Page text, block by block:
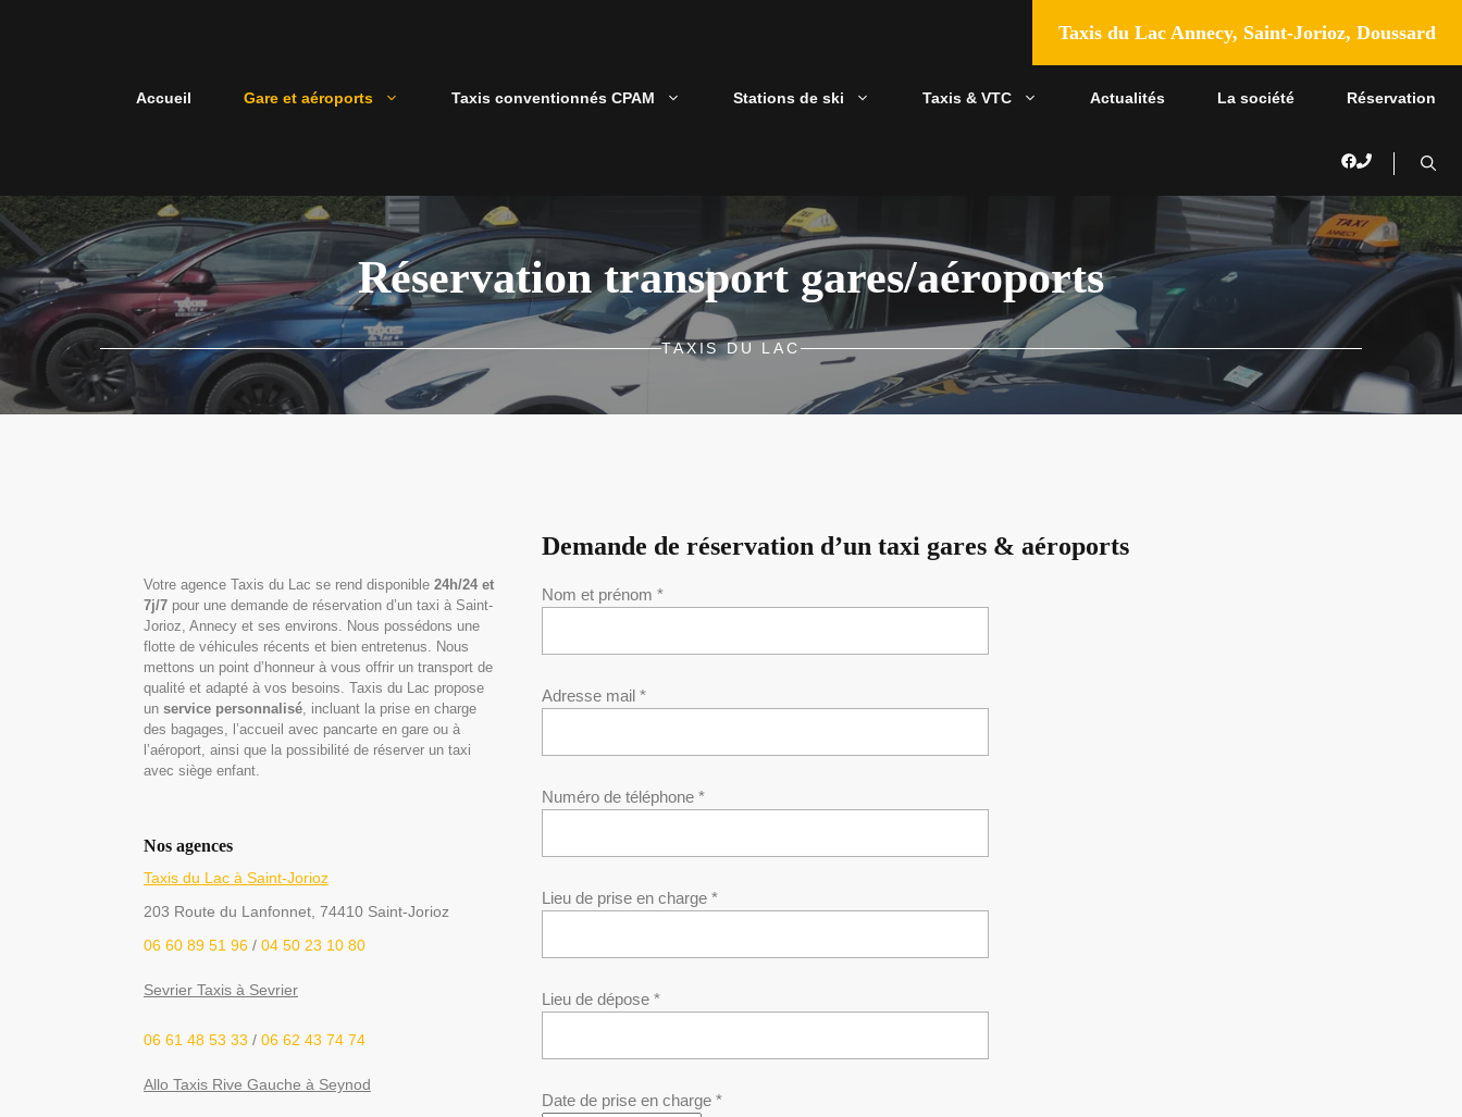
Taxis du Lac Annecy, Saint-Jorioz, Doussard
Accueil Gare et aéroports Taxis conventionnés CPAM Stations de ski Taxis & VTC Actualités La société Réservation
Réservation transport gares/aéroports
TAXIS DU LAC
Votre agence Taxis du Lac se rend disponible 24h/24 et
7j/7 pour une demande de réservation d’un taxi à Saint-
Jorioz, Annecy et ses environs. Nous possédons une
flotte de véhicules récents et bien entretenus. Nous
mettons un point d’honneur à vous offrir un transport de
qualité et adapté à vos besoins. Taxis du Lac propose
un service personnalisé, incluant la prise en charge
des bagages, l’accueil avec pancarte en gare ou à
l’aéroport, ainsi que la possibilité de réserver un taxi
avec siège enfant.
Nos agences
Taxis du Lac à Saint-Jorioz
203 Route du Lanfonnet, 74410 Saint-Jorioz
06 60 89 51 96 / 04 50 23 10 80
Sevrier Taxis à Sevrier
06 61 48 53 33 / 06 62 43 74 74
Allo Taxis Rive Gauche à Seynod
Demande de réservation d’un taxi gares & aéroports
Nom et prénom *
Adresse mail *
Numéro de téléphone *
Lieu de prise en charge *
Lieu de dépose *
Date de prise en charge *